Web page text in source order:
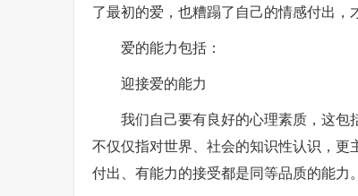
了最初的爱，也糟蹋了自己的情感付出，
爱的能力包括：
迎接爱的能力
我们自己要有良好的心理素质，这
不仅仅指对世界、社会的知识性认识，
付出、有能力的接受都是同等品质的能力。